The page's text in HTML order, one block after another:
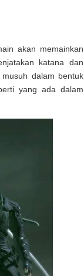
akan memainkan
katana dan
dalam bentuk
yang ada dalam